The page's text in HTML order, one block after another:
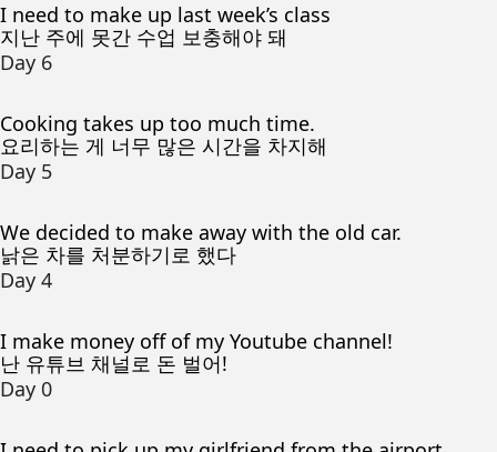
I need to make up last week’s class
지난 주에 못간 수업 보충해야 돼
Day 6
Cooking takes up too much time.
요리하는 게 너무 많은 시간을 차지해
Day 5
We decided to make away with the old car.
낡은 차를 처분하기로 했다
Day 4
I make money off of my Youtube channel!
난 유튜브 채널로 돈 벌어!
Day 0